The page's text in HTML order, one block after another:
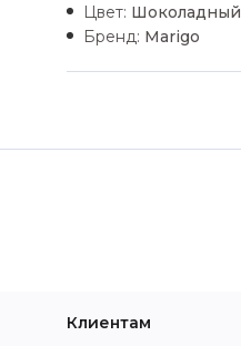
Цвет: Шоколадный
Бренд: Marigo
Клиентам